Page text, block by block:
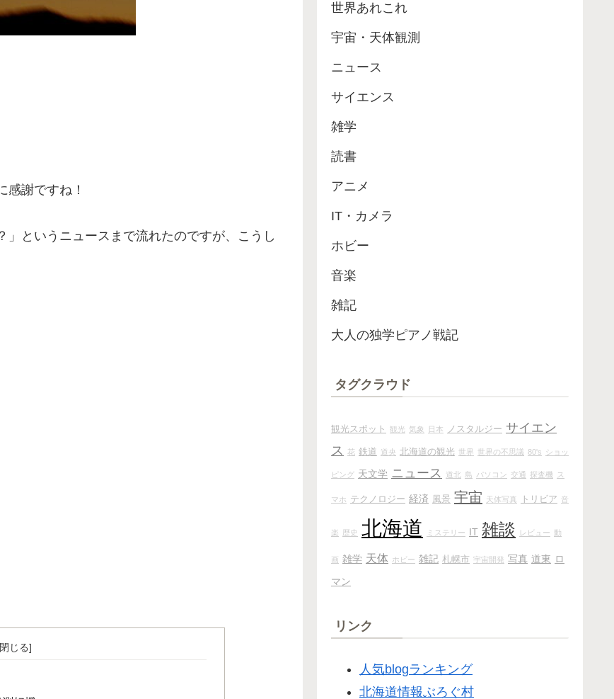
謝ですね！
というニュースまで流れたのですが、こうし
世界あれこれ
宇宙・天体観測
ニュース
サイエンス
雑学
読書
アニメ
IT・カメラ
ホビー
音楽
雑記
大人の独学ピアノ戦記
タグクラウド
観光スポット 観光 気象 日本 ノスタルジー サイエン
ス
花 鉄道 道央 北海道の観光 世界 世界の不思議 80's ショッ
ピング 天文学 ニュース 道北 島 パソコン 交通 探査機 ス
マホ テクノロジー 経済 風景 宇宙 天体写真 トリビア 音
楽 歴史 北海道 ミステリー IT 雑談 レビュー 動
画 雑学 天体 ホビー 雑記 札幌市 宇宙開発 写真 道東 ロ
マン
リンク
人気blogランキング
北海道情報ぶろぐ村